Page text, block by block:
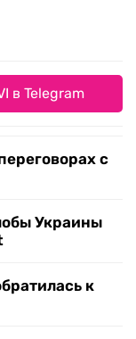
в Telegram
с
Украины
к